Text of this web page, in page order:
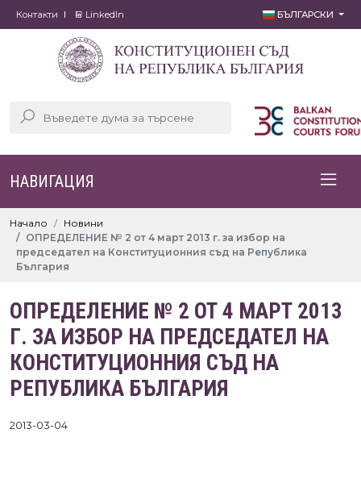
Контакти LinkedIn БЪЛГАРСКИ
НАВИГАЦИЯ
Начало
Новини
ОПРЕДЕЛЕНИЕ № 2 от 4 март 2013 г. за избор на
председател на Конституционния съд на Република
България
ОПРЕДЕЛЕНИЕ № 2 ОТ 4 МАРТ 2013
Г. ЗА ИЗБОР НА ПРЕДСЕДАТЕЛ НА
КОНСТИТУЦИОННИЯ СЪД НА
РЕПУБЛИКА БЪЛГАРИЯ
2013-03-04